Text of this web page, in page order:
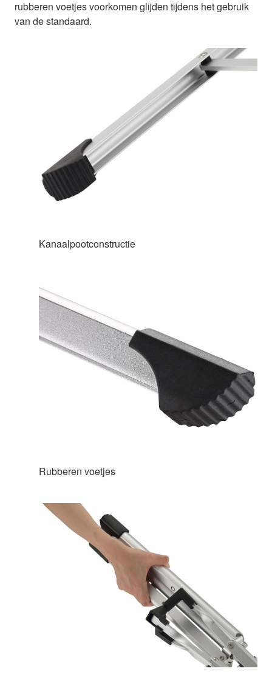
rubberen voetjes voorkomen glijden tijdens het gebruik
van de standaard.
Kanaalpootconstructie
Rubberen voetjes